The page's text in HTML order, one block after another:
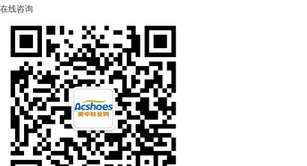
在线咨询